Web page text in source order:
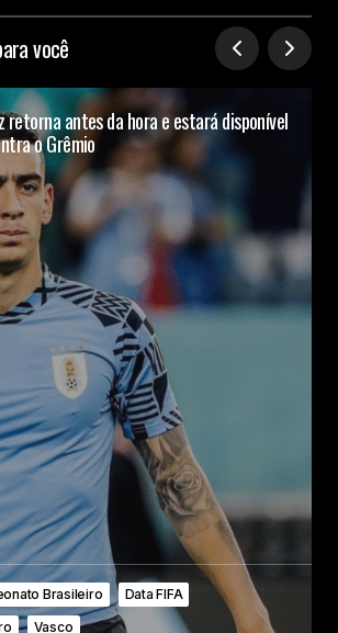
você
retorna antes da hora e estará disponível
o Grêmio
Brasileiro
Data FIFA
Vasco